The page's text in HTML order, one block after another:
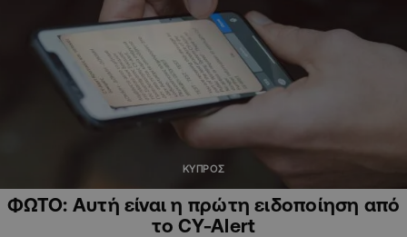
ΚΥΠΡΟΣ
ΦΩΤΟ: Αυτή είναι η πρώτη ειδοποίηση από
το CY-Alert